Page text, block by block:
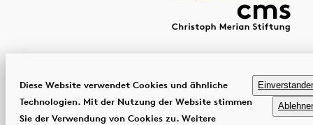
Diese Website verwendet Cookies und ähnliche
Technologien. Mit der Nutzung der Website stimmen
Sie der Verwendung von Cookies zu. Weitere